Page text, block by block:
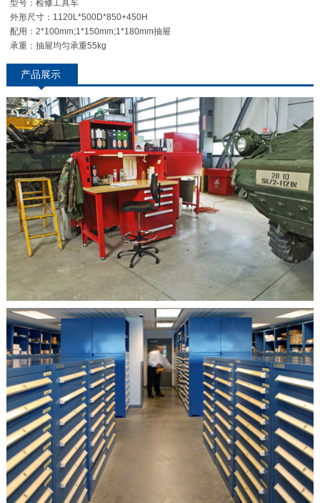
型号：检修工具车
外形尺寸：1120L*500D*850+450H
配用：2*100mm;1*150mm;1*180mm抽屉
承重：抽屉均匀承重55kg
产品展示